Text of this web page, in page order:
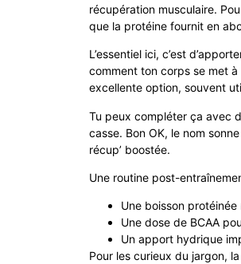
récupération musculaire.
que la protéine fournit en
L’essentiel ici, c’est
comment ton corps se met
excellente option, souvent
Tu peux compléter ça avec
casse. Bon OK, le nom
récup’ boostée.
Une routine post-
Une boisson
Une dose de BCAA
Un apport hydrique
Pour les curieux du jargon,